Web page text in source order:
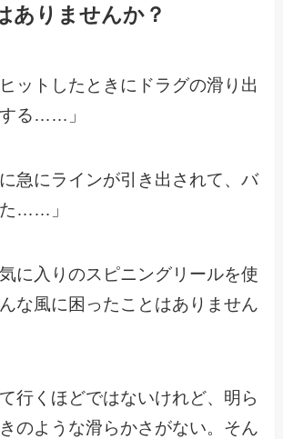
ありませんか？
ットしたときにドラグの滑り出
る……」
に急にラインが引き出されて、バ
……」
に入りのスピニングリールを使
な風に困ったことはありません
行くほどではないけれど、明ら
のような滑らかさがない。そん